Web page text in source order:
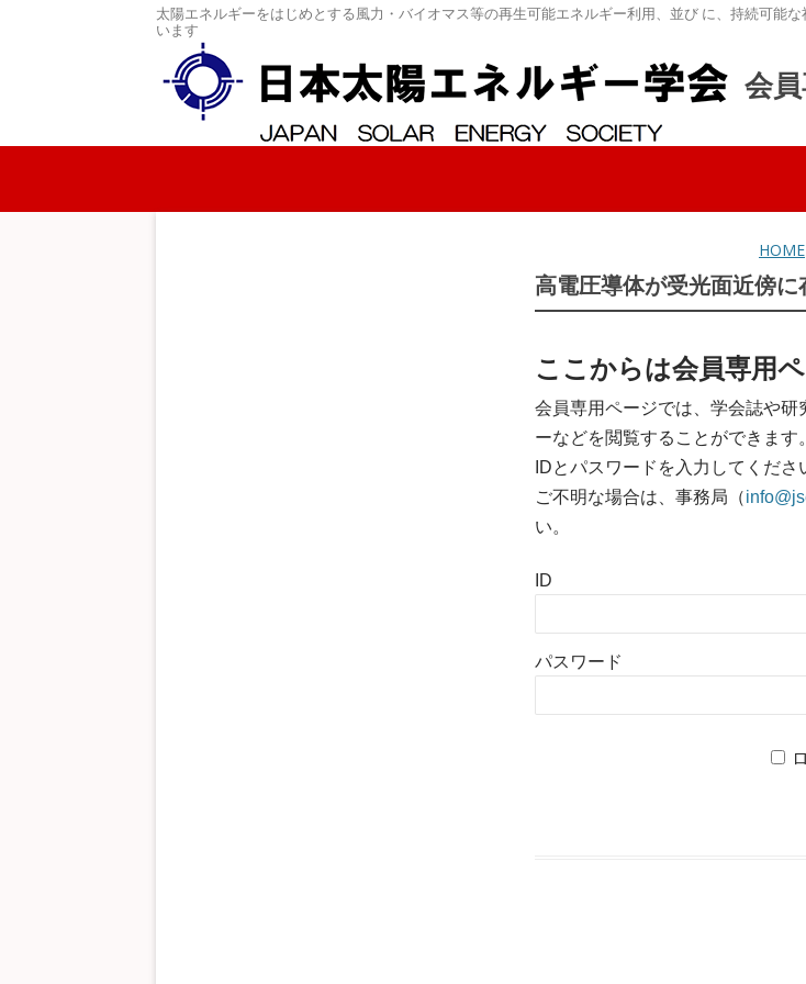
太陽エネルギーをはじめとする風力・バイオマス等の再生可能エネルギー利用、並び に、持続可能
います
会
コンテンツへスキップ
HOME
高電圧導体が受光面近傍
ここからは会員専用
会員専用ページでは、学会誌や
ーなどを閲覧することができます。
IDとパスワードを入力してくださ
ご不明な場合は、事務局（
い。
ID
パスワード